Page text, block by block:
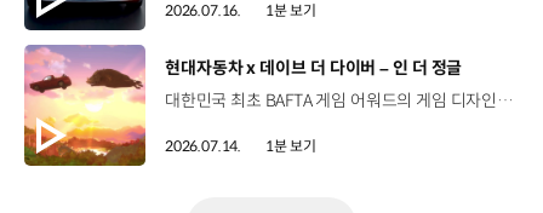
2026.07.16. 1분 보기
[동영상]
현대자동차 x 데이브 더 다이버 – 인 더 정글
대한민국 최초 BAFTA 게임 어워드의 게임 디자인 부문 수상에 빛나는‘데이브 더 다이버’의 최신 DLC에 포니 픽업이 등장합니다.데이브 더 다이버 - 인 더 정글 속 포니 픽업의 활약을 체험해 보세요. Steam, Nintendo Switch 2 Nintendo Switch, PS5 PS4, Xbox Series X|S, Epic Games Store에서 만나 볼 수 있습니다. #현대자동차 #데이브더다이버 #인더정글 #민트로켓 #게임콜라보 #포니픽업 #포니 유튜브 쇼츠 보기 >
2026.07.14. 1분 보기